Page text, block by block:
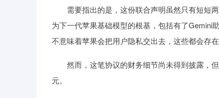
需要指出的是，这份联合声明虽然只有短短两
为下一代苹果基础模型的根基，包括有了Gemini
不意味着苹果会把用户隐私交出去，这些都会存
然而，这笔协议的财务细节尚未得到披露，但
元。